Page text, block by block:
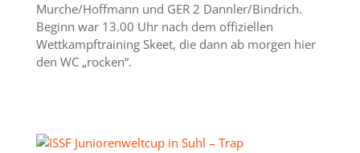
Murche/Hoffmann und GER 2 Dannler/Bindrich.
Beginn war 13.00 Uhr nach dem offiziellen
Wettkampftraining Skeet, die dann ab morgen hier
den WC „rocken“.